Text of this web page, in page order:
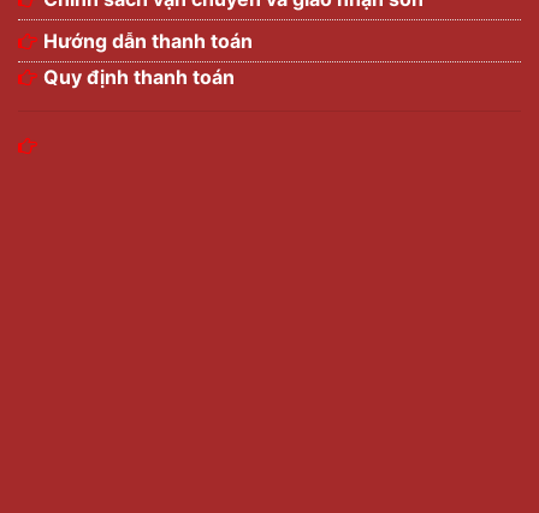
Hướng dẫn thanh toán
Quy định thanh toán